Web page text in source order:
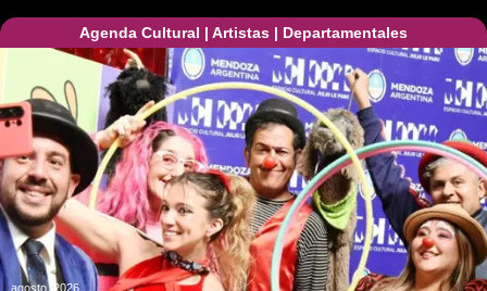
Agenda Cultural | Artistas | Departamentales
agosto, 2026